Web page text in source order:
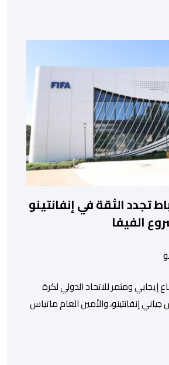
في هذا الدور مع الفائز من المباراة
الفريق […]
تجدد الثقة في إنفانتينو
الفيفا
إيجابي ومثمر للاتحاد الدولي لكرة
جياني إنفانتينو، والأمين العام ماتياس